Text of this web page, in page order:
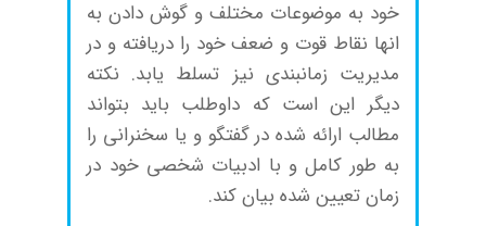
خود به موضوعات مختلف و گوش دادن به
انها نقاط قوت و ضعف خود را دریافته و در
مدیریت زمانبندی نیز تسلط یابد. نکته
دیگر این است که داوطلب باید بتواند
مطالب ارائه شده در گفتگو و یا سخنرانی را
به طور کامل و با ادبیات شخصی خود در
زمان تعیین شده بیان کند.